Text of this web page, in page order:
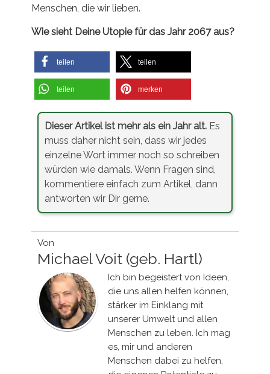
Menschen, die wir lieben.
Wie sieht Deine Utopie für das Jahr 2067 aus?
teilen teilen
teilen merken
Dieser Artikel ist mehr als ein Jahr alt. Es
muss daher nicht sein, dass wir jedes
einzelne Wort immer noch so schreiben
würden wie damals. Wenn Fragen sind,
kommentiere einfach zum Artikel, dann
antworten wir Dir gerne.
Von
Michael Voit (geb. Hartl)
Ich bin begeistert von Ideen,
die uns allen helfen können,
stärker im Einklang mit
unserer Umwelt und allen
Menschen zu leben. Ich mag
es, mir und anderen
Menschen dabei zu helfen,